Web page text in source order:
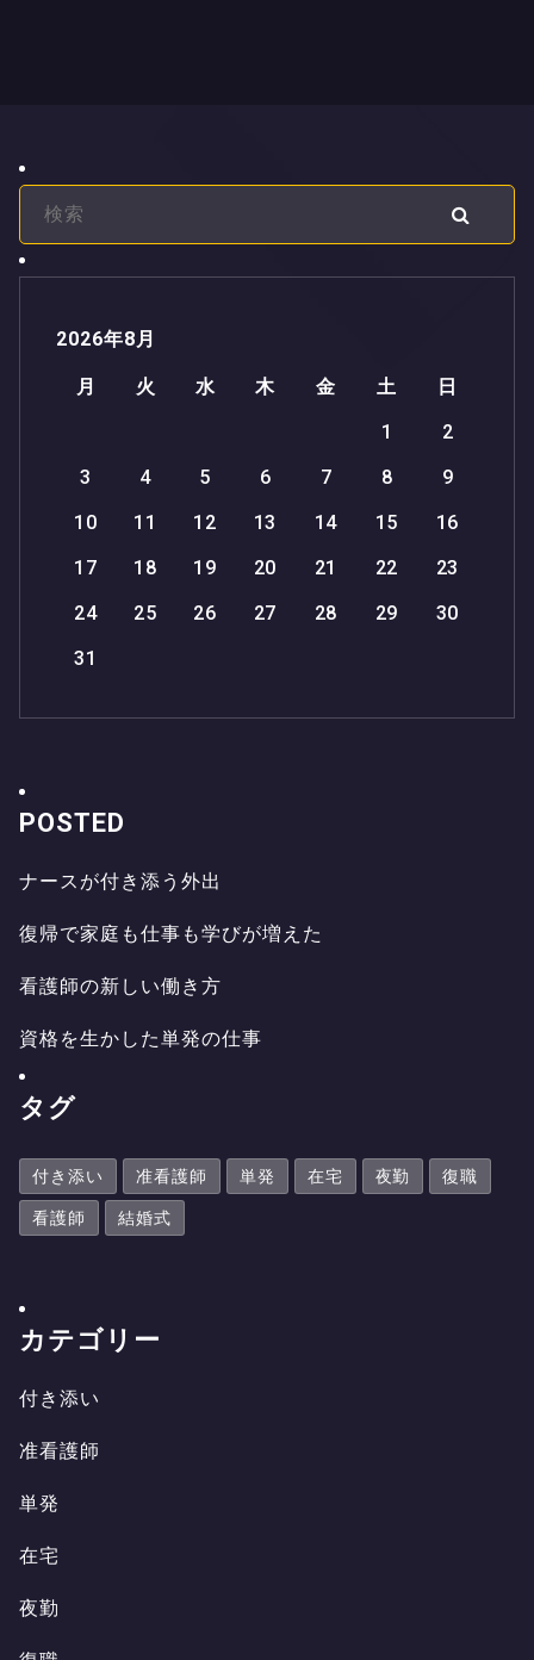
2026年8月
月 火 水 木 金 土
日
1
2
3
4 5 6 7 8
9
10
11 12 13 14 15
16
17
18 19 20 21 22
23
24
25 26 27 28 29
30
31
POSTED
ナース が付き 添 う 外出
復帰で家庭 も仕事 も学びが増 え た
看護師の新 し い働 き 方
資格 を生か し た単発の仕事
タグ
付き添い 准看護師 単発 在宅 夜勤 復職
看護師 結婚式
カテゴリー
付き 添い
准看護師
単発
在宅
夜勤